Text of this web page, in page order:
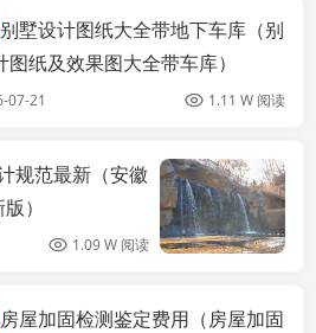
网架设计
别墅设计图纸大全带地下车库（别
图纸及效果图大全带车库）
07-21 1.11 W 阅读
规范最新（安徽
）
1.09 W 阅读
固设计
房屋加固检测鉴定费用（房屋加固